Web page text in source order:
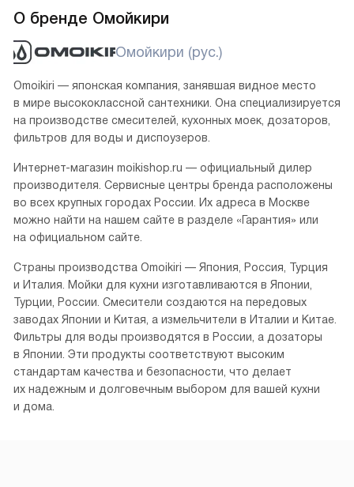
О бренде Омойкири
Омойкири (рус.)
Omoikiri — японская компания, занявшая видное место
в мире высококлассной сантехники. Она специализируется
на производстве смесителей, кухонных моек, дозаторов,
фильтров для воды и диспоузеров.
Интернет-магазин moikishop.ru — официальный дилер
производителя. Сервисные центры бренда расположены
во всех крупных городах России. Их адреса в Москве
можно найти на нашем сайте в разделе «Гарантия» или
на официальном сайте.
Страны производства Omoikiri — Япония, Россия, Турция
и Италия. Мойки для кухни изготавливаются в Японии,
Турции, России. Смесители создаются на передовых
заводах Японии и Китая, а измельчители в Италии и Китае.
Фильтры для воды производятся в России, а дозаторы
в Японии. Эти продукты соответствуют высоким
стандартам качества и безопасности, что делает
их надежным и долговечным выбором для вашей кухни
и дома.